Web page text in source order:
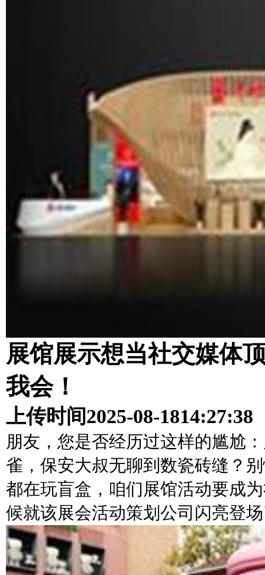
展馆展示想当社交媒体
我会！
上传时间2025-08-1814:27:38
朋友，您是否经历过这样的尴尬
雀，保安大叔无聊到数瓷砖缝？
都在玩盲盒，咱们展馆活动要成
候就该展会活动策划公司闪亮